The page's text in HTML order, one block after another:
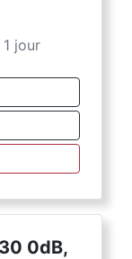
jour
0dB,